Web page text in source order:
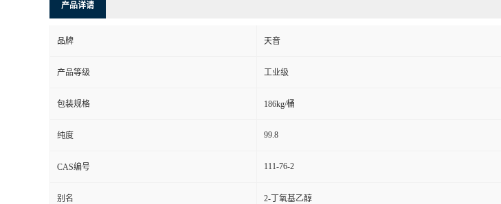
产品详请
品牌 天音
产品等级 工业级
包装规格 186kg/桶
纯度 99.8
CAS编号 111-76-2
别名 2-丁氧基乙醇